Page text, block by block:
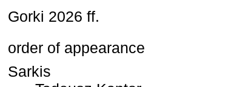
Gorki 2026 ff.
order of appearance
Sarkis